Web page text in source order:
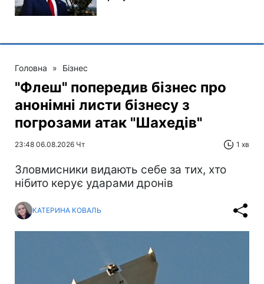
Головна » Бізнес
"Флеш" попередив бізнес про
анонімні листи бізнесу з
погрозами атак "Шахедів"
23:48 06.08.2026 Чт 1 хв
Зловмисники видають себе за тих, хто
нібито керує ударами дронів
КАТЕРИНА КОВАЛЬ